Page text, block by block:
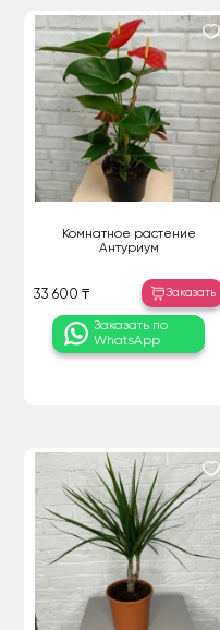
Комнатное растение
Антуриум
33 600 ₸ Заказать
Заказать по
WhatsApp